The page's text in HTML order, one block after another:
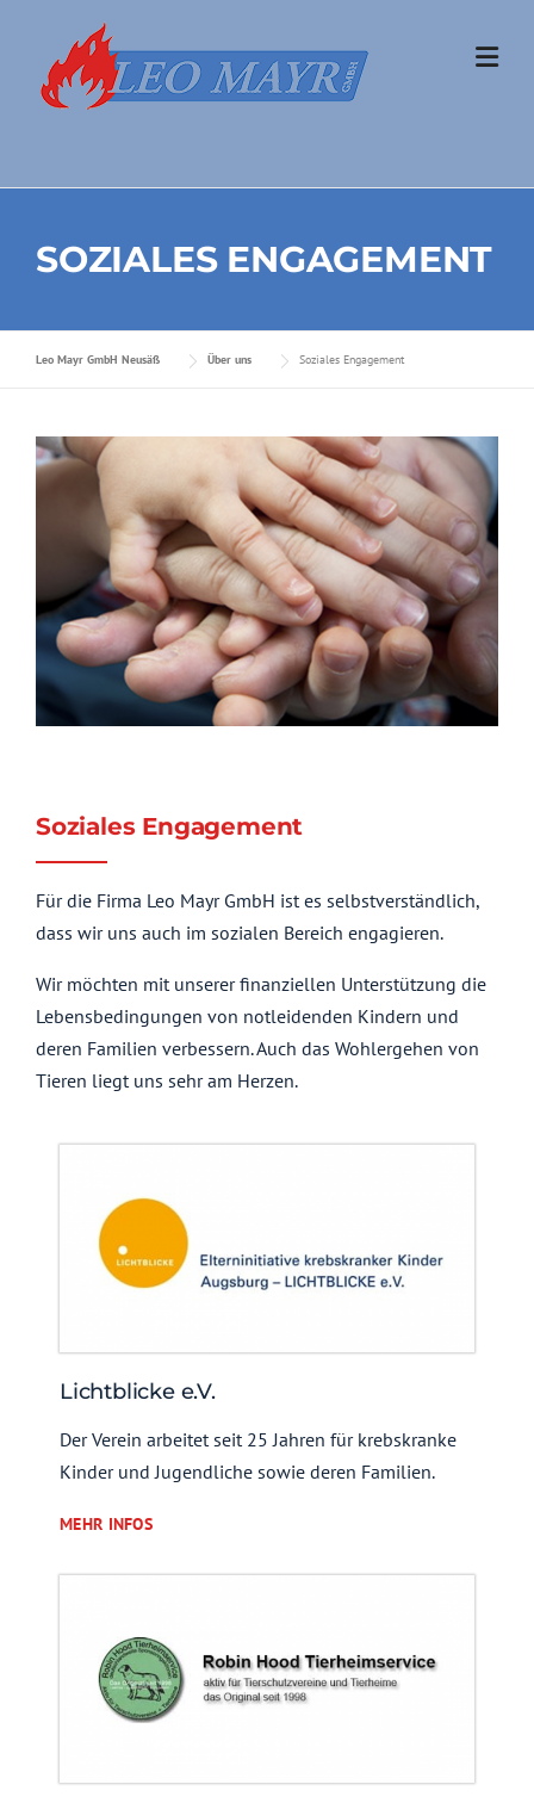
Skip to content
SOZIALES ENGAGEMENT
Leo Mayr GmbH Neusäß Über uns Soziales Engagement
Soziales Engagement
Für die Firma Leo Mayr GmbH ist es selbstverständlich,
dass wir uns auch im sozialen Bereich engagieren.
Wir möchten mit unserer finanziellen Unterstützung die
Lebensbedingungen von notleidenden Kindern und
deren Familien verbessern. Auch das Wohlergehen von
Tieren liegt uns sehr am Herzen.
Lichtblicke e.V.
Der Verein arbeitet seit 25 Jahren für krebskranke
Kinder und Jugendliche sowie deren Familien.
MEHR INFOS